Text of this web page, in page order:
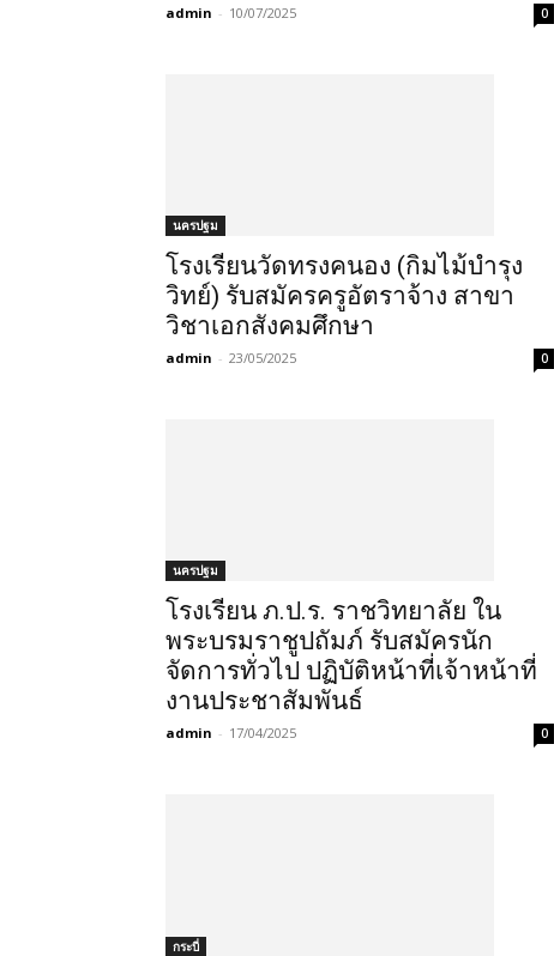
admin - 10/07/2025 0
นครปฐม
โรงเรียนวัดทรงคนอง (กิมไม้บำรุง
วิทย์) รับสมัครครูอัตราจ้าง สาขา
วิชาเอกสังคมศึกษา
admin - 23/05/2025 0
นครปฐม
โรงเรียน ภ.ป.ร. ราชวิทยาลัย ใน
พระบรมราชูปถัมภ์ รับสมัครนัก
จัดการทั่วไป ปฏิบัติหน้าที่เจ้าหน้าที่
งานประชาสัมพันธ์
admin - 17/04/2025 0
กระบี่